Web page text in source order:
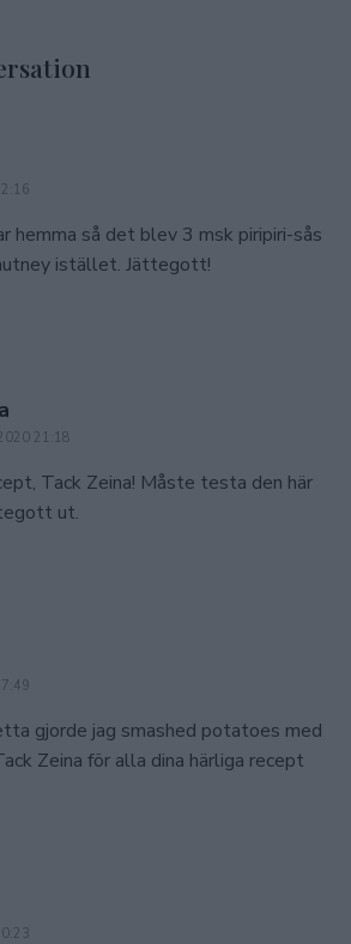
hemma så det blev 3 msk piripiri-sås
istället. Jättegott!
21:18
Tack Zeina! Måste testa den här
ut.
gjorde jag smashed potatoes med
Zeina för alla dina härliga recept